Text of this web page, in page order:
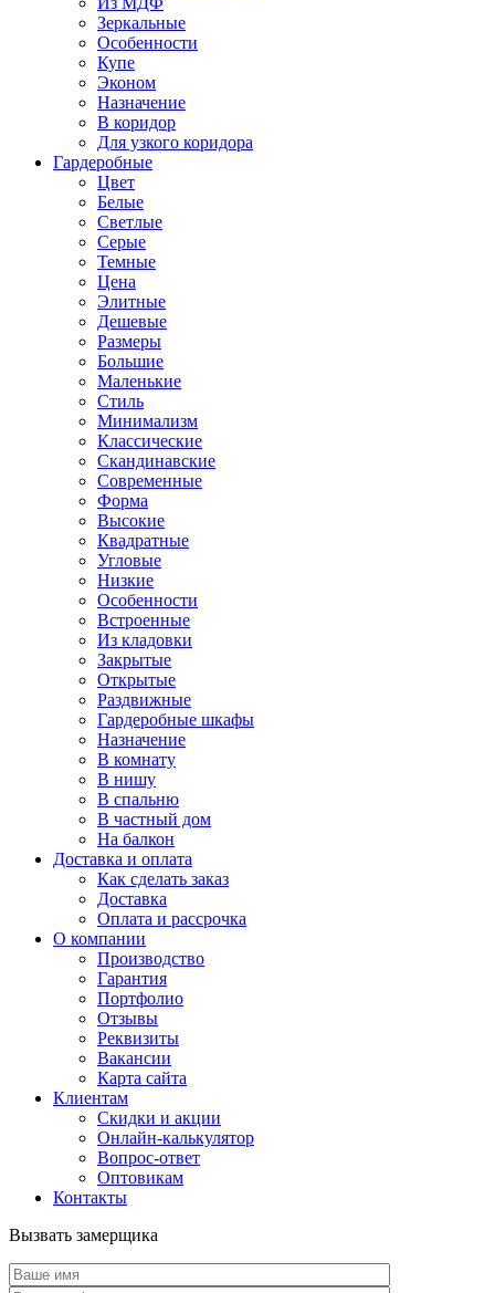
Зеркальные
Особенности
Купе
Эконом
Назначение
В коридор
Для узкого коридора
Гардеробные
Цвет
Белые
Светлые
Серые
Темные
Цена
Элитные
Дешевые
Размеры
Большие
Маленькие
Стиль
Минимализм
Классические
Скандинавские
Современные
Форма
Высокие
Квадратные
Угловые
Низкие
Особенности
Встроенные
Из кладовки
Закрытые
Открытые
Раздвижные
Гардеробные шкафы
Назначение
В комнату
В нишу
В спальню
В частный дом
На балкон
Доставка и оплата
Как сделать заказ
Доставка
Оплата и рассрочка
О компании
Производство
Гарантия
Портфолио
Отзывы
Реквизиты
Вакансии
Карта сайта
Клиентам
Скидки и акции
Онлайн-калькулятор
Вопрос-ответ
Оптовикам
Контакты
Вызвать замерщика